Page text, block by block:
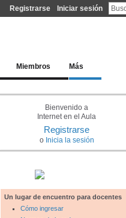
Registrarse Iniciar sesión
Miembros Más
Bienvenido a
Internet en el Aula
Registrarse
o Inicia la sesión
Un lugar de encuentro para docentes
Cómo ingresar